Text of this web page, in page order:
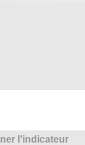
l'indicateur